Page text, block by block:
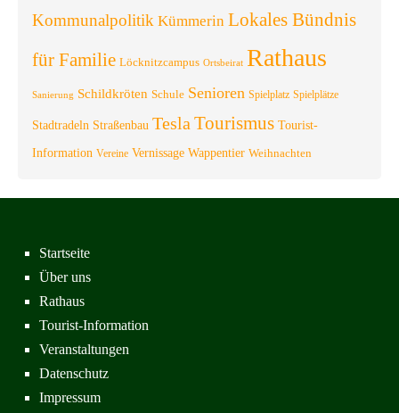
Kommunalpolitik Kümmerin Lokales Bündnis
für Familie Löcknitzcampus Ortsbeirat Rathaus
Sanierung Schildkröten Schule Senioren Spielplatz Spielplätze
Stadtradeln Straßenbau Tesla Tourismus Tourist-
Information Vereine Vernissage Wappentier Weihnachten
Startseite
Über uns
Rathaus
Tourist-Information
Veranstaltungen
Datenschutz
Impressum